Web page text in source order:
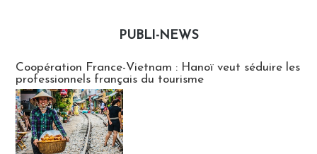
PUBLI-NEWS
Coopération France-Vietnam : Hanoï veut séduire les
professionnels français du tourisme